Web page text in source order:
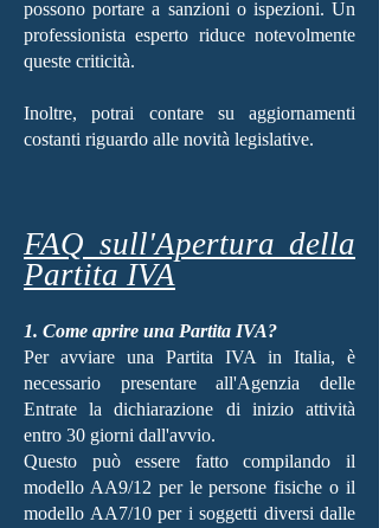
possono portare a sanzioni o ispezioni. Un
professionista esperto riduce notevolmente
queste criticità.
Inoltre, potrai contare su aggiornamenti
costanti riguardo alle novità legislative.
FAQ sull'Apertura della
Partita IVA
1. Come aprire una Partita IVA?
Per avviare una Partita IVA in Italia, è
necessario presentare all'Agenzia delle
Entrate la dichiarazione di inizio attività
entro 30 giorni dall'avvio.
Questo può essere fatto compilando il
modello AA9/12 per le persone fisiche o il
modello AA7/10 per i soggetti diversi dalle